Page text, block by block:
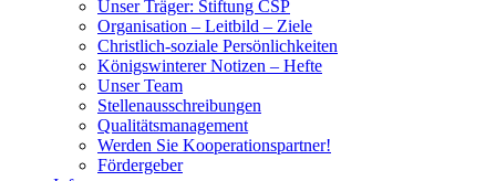
Unser Träger: Stiftung CSP
Organisation – Leitbild – Ziele
Christlich-soziale Persönlichkeiten
Königswinterer Notizen – Hefte
Unser Team
Stellenausschreibungen
Qualitätsmanagement
Werden Sie Kooperationspartner!
Fördergeber